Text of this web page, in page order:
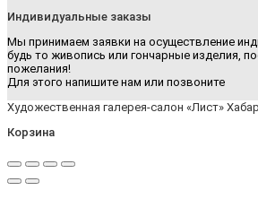
Индивидуальные заказы
Мы принимаем заявки на осуществление
будь то живопись или гончарные изделия,
пожелания!
Для этого напишите нам или позвоните
Художественная галерея-салон «Лист»
Корзина